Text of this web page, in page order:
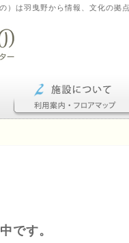
）は羽曳野から情報、文化の拠
です。